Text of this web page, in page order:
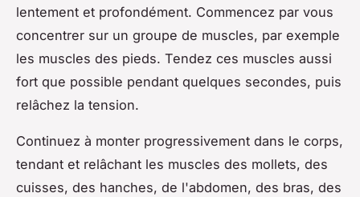
lentement et profondément. Commencez par vous
concentrer sur un groupe de muscles, par exemple
les muscles des pieds. Tendez ces muscles aussi
fort que possible pendant quelques secondes, puis
relâchez la tension.
Continuez à monter progressivement dans le corps,
tendant et relâchant les muscles des mollets, des
cuisses, des hanches, de l'abdomen, des bras, des